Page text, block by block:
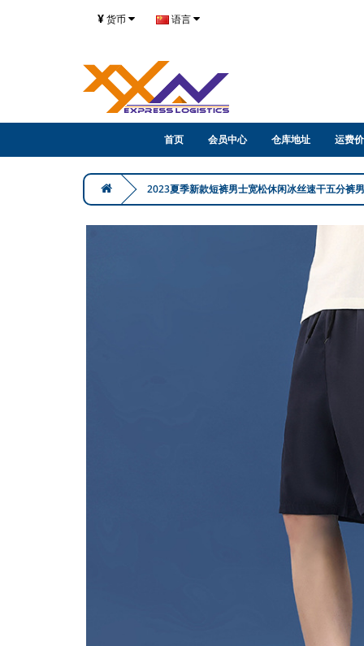
¥货币 语言
首页 会员中心 仓库地址 运费
2023夏季新款短裤男士宽松休闲冰丝速干五分裤